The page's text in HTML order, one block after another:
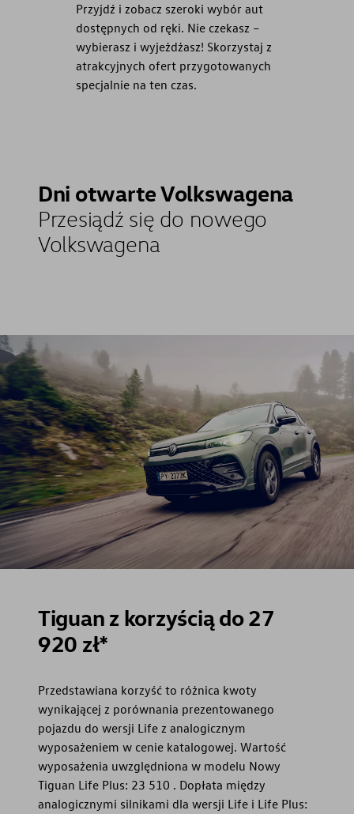
Przyjdź i zobacz szeroki wybór aut
dostępnych od ręki. Nie czekasz –
wybierasz i wyjeżdżasz! Skorzystaj z
atrakcyjnych ofert przygotowanych
specjalnie na ten czas.
Dni otwarte Volkswagena
Przesiądź się do nowego
Volkswagena
Tiguan z korzyścią do 27
920 zł*
Przedstawiana korzyść to różnica kwoty
wynikającej z porównania prezentowanego
pojazdu do wersji Life z analogicznym
wyposażeniem w cenie katalogowej. Wartość
wyposażenia uwzględniona w modelu Nowy
Tiguan Life Plus: 23 510 . Dopłata między
analogicznymi silnikami dla wersji Life i Life Plus: